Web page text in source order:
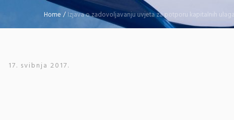
Home /Izjava o zadovoljavanju uvjeta za potporu kapitalnih
17. svibnja 2017.